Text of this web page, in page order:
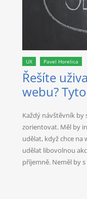
UX Pavel Horelica
Řešíte
webu?
Každý návštěvník by
zorientovat. Měl by
udělat, když chce
udělat libovolnou
příjemně. Neměl by